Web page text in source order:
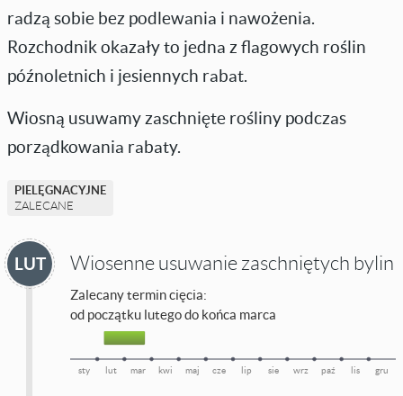
radzą sobie bez podlewania i nawożenia.
Rozchodnik okazały to jedna z flagowych roślin
późnoletnich i jesiennych rabat.
Wiosną usuwamy zaschnięte rośliny podczas
porządkowania rabaty.
PIELĘGNACYJNE
ZALECANE
LUT Wiosenne usuwanie zaschniętych bylin
Zalecany termin cięcia:
od początku lutego do końca marca
sty lut mar kwi maj cze lip sie wrz paź lis gru